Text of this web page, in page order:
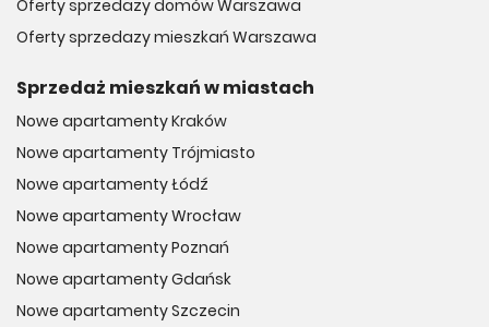
jest Mytych – założona w 1990 roku, a obecnie należąca do
grona największych i najprężniejszych deweloperów na
mieszkalnych w Elblągu i okolicach, ale jej portfolio tworzą też
Ceny nowych mieszkań w Elblągu pod inwestycję –
Nowe mieszkania na sprzedaż w Elblągu to doskonała
propozycja dla osób, które poszukują lokum w pobliżu
Trójmiasta w bardziej przystępnej cenie. Obecnie za metr
kwadratowy nowego mieszkania w Elblągu trzeba zapłacić
około 7 tys. zł, co jest kwotą znacznie atrakcyjniejszą w
porównaniu do Gdańska, Gdyni czy Sopotu. Sprawdź aktualne
Oferty sprzedazy domów Warszawa
Oferty sprzedazy mieszkań Warszawa
Sprzedaż mieszkań w miastach
Nowe apartamenty Kraków
Nowe apartamenty Trójmiasto
Nowe apartamenty Łódź
Nowe apartamenty Wrocław
Nowe apartamenty Poznań
Nowe apartamenty Gdańsk
Nowe apartamenty Szczecin